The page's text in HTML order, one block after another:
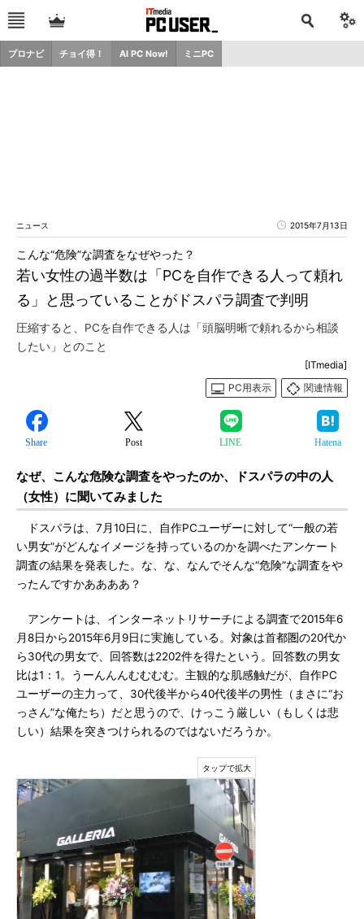
プロナビ チョイ得！ AI PC Now! ミニPC
ニュース 2015年7月13日
若い女性の過半数は「PCを自作できる人って頼れ
る」と思っていることがドスパラ調査で判明
こんな“危険”な調査をなぜやった？
圧縮すると、PCを自作できる人は「頭脳明晰で頼れるから相談
したい」とのこと
[ITmedia]
PC用表示
関連情報
Share Post LINE Hatena
なぜ、こんな危険な調査をやったのか、ドスパラの中の人
（女性）に聞いてみました
ドスパラは、7月10日に、自作PCユーザーに対して“一般の若
い男女”がどんなイメージを持っているのかを調べたアンケート
調査の結果を発表した。な、な、なんでそんな“危険”な調査をや
ったんですかああああ？
アンケートは、インターネットリサーチによる調査で2015年6
月8日から2015年6月9日に実施している。対象は首都圏の20代か
ら30代の男女で、回答数は2202件を得たという。回答数の男女
比は1：1。うーんんんむむむむ。主観的な肌感触だが、自作PC
ユーザーの主力って、30代後半から40代後半の男性（まさに“お
っさん”な俺たち）だと思うので、けっこう厳しい（もしくは悲
しい）結果を突きつけられるのではないだろうか。